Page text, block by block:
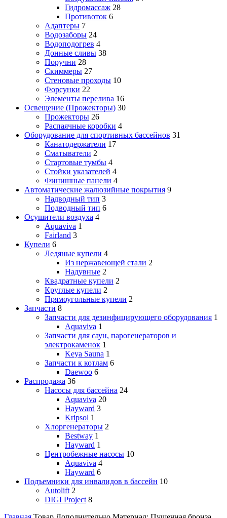
Гидромассаж 28
Противоток 6
Адаптеры 7
Водозаборы 24
Водоподогрев 4
Донные сливы 38
Поручни 28
Скиммеры 27
Стеновые проходы 10
Форсунки 22
Элементы перелива 16
Освещение (Прожекторы) 30
Прожекторы 26
Распаячные коробки 4
Оборудование для спортивных бассейнов 31
Канатодержатели 17
Сматыватели 2
Стартовые тумбы 4
Стойки указателей 4
Финишные панели 4
Автоматические жалюзийные покрытия 9
Надводный тип 3
Подводный тип 6
Осушители воздуха 4
Aquaviva 1
Fairland 3
Купели 6
Ледяные купели 4
Из нержавеющей стали 2
Надувные 2
Квадратные купели 2
Круглые купели 2
Прямоугольные купели 2
Запчасти 8
Запчасти для дезинфицирующего оборудования 1
Aquaviva 1
Запчасти для саун, парогенераторов и
электрокаменок 1
Keya Sauna 1
Запчасти к котлам 6
Daewoo 6
Распродажа 36
Насосы для бассейна 24
Aquaviva 20
Hayward 3
Kripsol 1
Хлоргенераторы 2
Bestway 1
Hayward 1
Центробежные насосы 10
Aquaviva 4
Hayward 6
Подъемники для инвалидов в бассейн 10
Autolift 2
DIGI Project 8